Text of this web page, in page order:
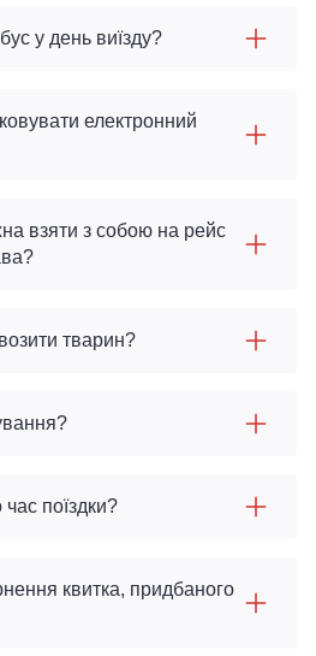
у день виїзду?
електронний
взяти з собою на рейс
тварин?
поїздки?
квитка, придбаного